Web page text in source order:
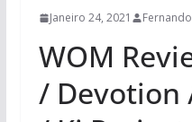
Janeiro 24, 2021
WOM
/ Devotion